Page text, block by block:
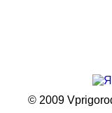
© 2009